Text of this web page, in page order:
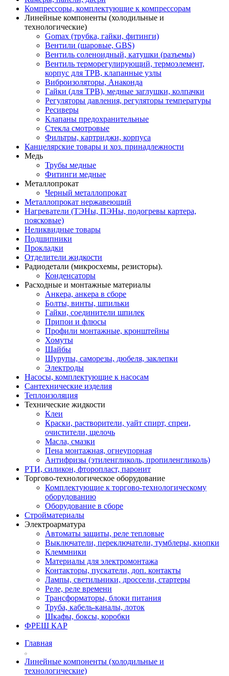
Компрессоры, комплектующие к компрессорам
Линейные компоненты (холодильные и
технологические)
Gomax (трубка, гайки, фитинги)
Вентили (шаровые, GBS)
Вентиль соленоидный, катушки (разъемы)
Вентиль терморегулирующий, термоэлемент,
корпус для ТРВ, клапанные узлы
Виброизоляторы, Анаконда
Гайки (для ТРВ), медные заглушки, колпачки
Регуляторы давления, регуляторы температуры
Ресиверы
Клапаны предохранительные
Стекла смотровые
Фильтры, картриджи, корпуса
Канцелярские товары и хоз. принадлежности
Медь
Трубы медные
Фитинги медные
Металлопрокат
Черный металлопрокат
Металлопрокат нержавеющий
Нагреватели (ТЭНы, ПЭНы, подогревы картера,
поясковые)
Неликвидные товары
Подшипники
Прокладки
Отделители жидкости
Радиодетали (микросхемы, резисторы).
Конденсаторы
Расходные и монтажные материалы
Анкера, анкера в сборе
Болты, винты, шпильки
Гайки, соединители шпилек
Припои и флюсы
Профили монтажные, кронштейны
Хомуты
Шайбы
Шурупы, саморезы, дюбеля, заклепки
Электроды
Насосы, комплектующие к насосам
Сантехнические изделия
Теплоизоляция
Технические жидкости
Клеи
Краски, растворители, уайт спирт, спреи,
очистители, щелочь
Масла, смазки
Пена монтажная, огнеупорная
Антифризы (этиленгликоль, пропиленгликоль)
РТИ, силикон, фторопласт, паронит
Торгово-технологическое оборудование
Комплектующие к торгово-технологическому
оборудованию
Оборудование в сборе
Стройматериалы
Электроарматура
Автоматы защиты, реле тепловые
Выключатели, переключатели, тумблеры, кнопки
Клеммники
Материалы для электромонтажа
Контакторы, пускатели, доп. контакты
Лампы, светильники, дроссели, стартеры
Реле, реле времени
Трансформаторы, блоки питания
Труба, кабель-каналы, лоток
Шкафы, боксы, коробки
ФРЕШ КАР
Главная
Линейные компоненты (холодильные и
технологические)